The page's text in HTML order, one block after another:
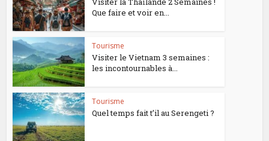
Que faire et voir en...
Tourisme
Visiter le Vietnam 3 semaines :
les incontournables à...
Tourisme
Quel temps fait t’il au Serengeti ?